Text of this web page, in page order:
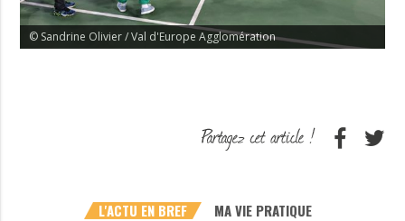
© Sandrine Olivier / Val d'Europe Agglomération
L'ACTU EN BREF MA VIE PRATIQUE